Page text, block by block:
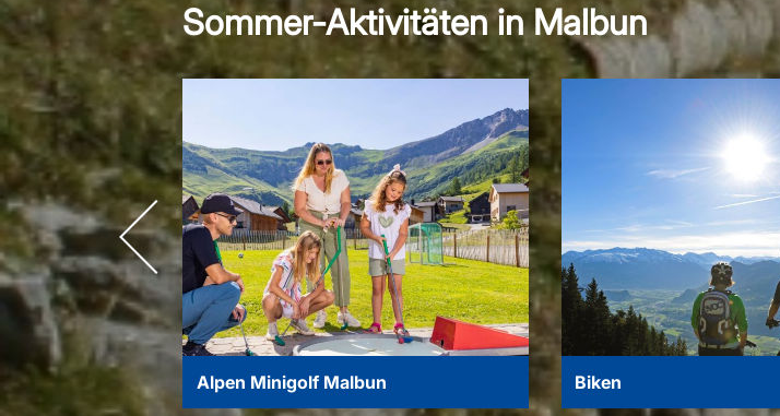
Sommer-Aktivitäten in Malbun
Alpen Minigolf Malbun Biken